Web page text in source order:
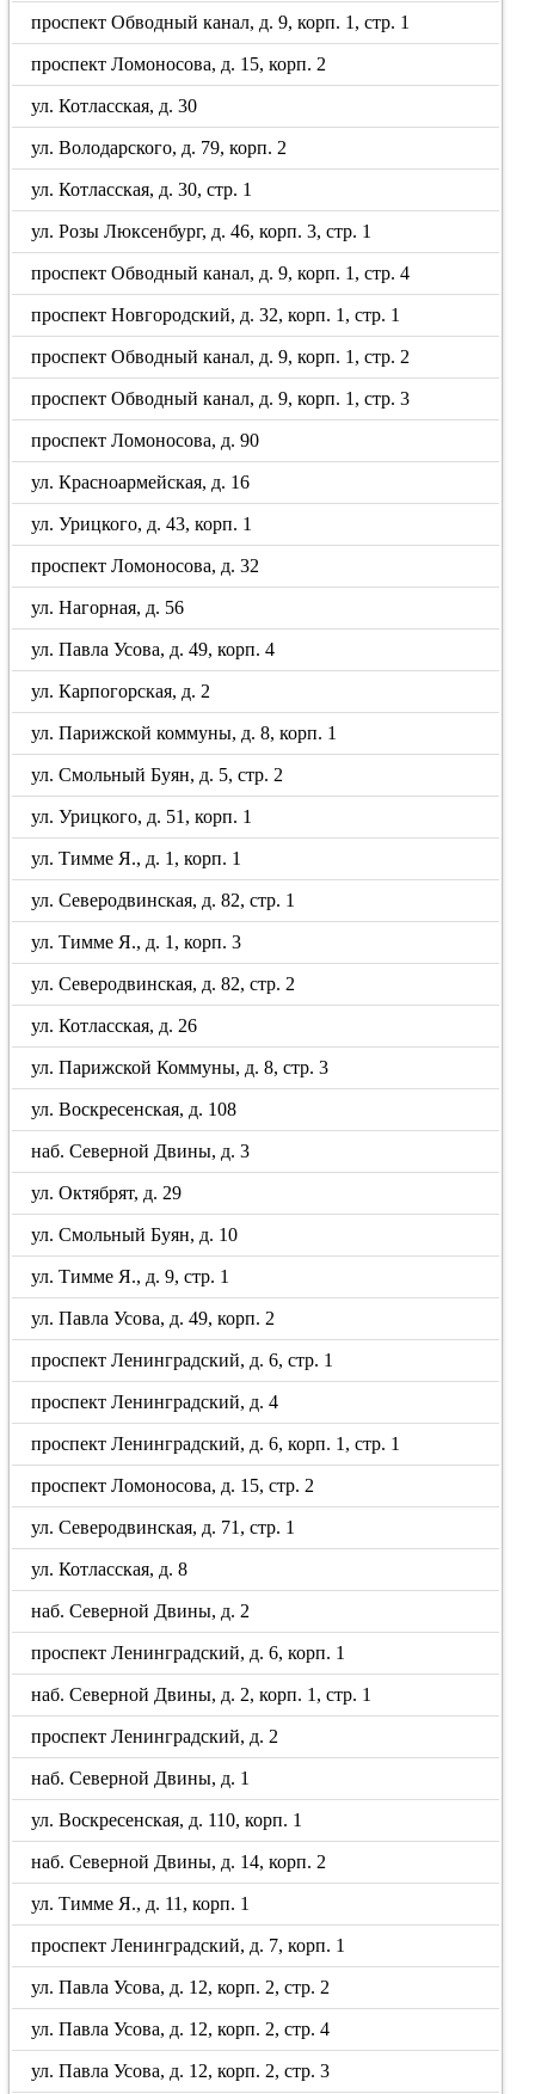
проспект Обводный канал, д. 9, корп. 1, стр. 1
проспект Ломоносова, д. 15, корп. 2
ул. Котласская, д. 30
ул. Володарского, д. 79, корп. 2
ул. Котласская, д. 30, стр. 1
ул. Розы Люксенбург, д. 46, корп. 3, стр. 1
проспект Обводный канал, д. 9, корп. 1, стр. 4
проспект Новгородский, д. 32, корп. 1, стр. 1
проспект Обводный канал, д. 9, корп. 1, стр. 2
проспект Обводный канал, д. 9, корп. 1, стр. 3
проспект Ломоносова, д. 90
ул. Красноармейская, д. 16
ул. Урицкого, д. 43, корп. 1
проспект Ломоносова, д. 32
ул. Нагорная, д. 56
ул. Павла Усова, д. 49, корп. 4
ул. Карпогорская, д. 2
ул. Парижской коммуны, д. 8, корп. 1
ул. Смольный Буян, д. 5, стр. 2
ул. Урицкого, д. 51, корп. 1
ул. Тимме Я., д. 1, корп. 1
ул. Северодвинская, д. 82, стр. 1
ул. Тимме Я., д. 1, корп. 3
ул. Северодвинская, д. 82, стр. 2
ул. Котласская, д. 26
ул. Парижской Коммуны, д. 8, стр. 3
ул. Воскресенская, д. 108
наб. Северной Двины, д. 3
ул. Октябрят, д. 29
ул. Смольный Буян, д. 10
ул. Тимме Я., д. 9, стр. 1
ул. Павла Усова, д. 49, корп. 2
проспект Ленинградский, д. 6, стр. 1
проспект Ленинградский, д. 4
проспект Ленинградский, д. 6, корп. 1, стр. 1
проспект Ломоносова, д. 15, стр. 2
ул. Северодвинская, д. 71, стр. 1
ул. Котласская, д. 8
наб. Северной Двины, д. 2
проспект Ленинградский, д. 6, корп. 1
наб. Северной Двины, д. 2, корп. 1, стр. 1
проспект Ленинградский, д. 2
наб. Северной Двины, д. 1
ул. Воскресенская, д. 110, корп. 1
наб. Северной Двины, д. 14, корп. 2
ул. Тимме Я., д. 11, корп. 1
проспект Ленинградский, д. 7, корп. 1
ул. Павла Усова, д. 12, корп. 2, стр. 2
ул. Павла Усова, д. 12, корп. 2, стр. 4
ул. Павла Усова, д. 12, корп. 2, стр. 3